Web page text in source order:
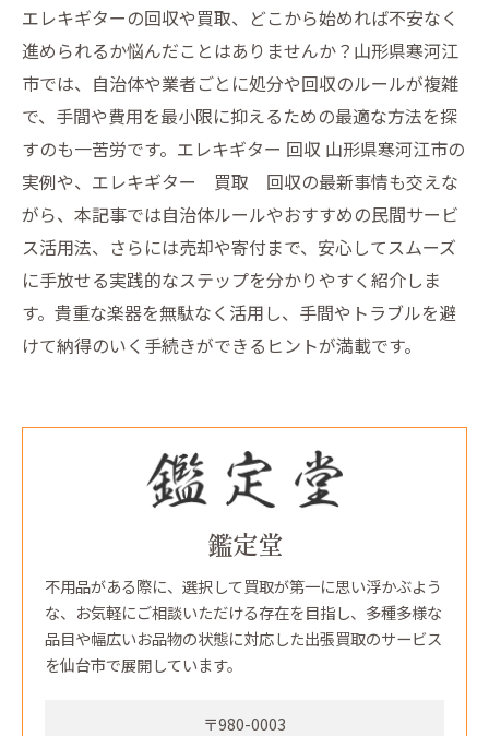
エレキギターの回収や買取、どこから始めれば不安なく
進められるか悩んだことはありませんか？山形県寒河江
市では、自治体や業者ごとに処分や回収のルールが複雑
で、手間や費用を最小限に抑えるための最適な方法を探
すのも一苦労です。エレキギター 回収 山形県寒河江市の
実例や、エレキギター 買取 回収の最新事情も交えな
がら、本記事では自治体ルールやおすすめの民間サービ
ス活用法、さらには売却や寄付まで、安心してスムーズ
に手放せる実践的なステップを分かりやすく紹介しま
す。貴重な楽器を無駄なく活用し、手間やトラブルを避
けて納得のいく手続きができるヒントが満載です。
鑑定堂
不用品がある際に、選択して買取が第一に思い浮かぶよう
な、お気軽にご相談いただける存在を目指し、多種多様な
品目や幅広いお品物の状態に対応した出張買取のサービス
を仙台市で展開しています。
〒980-0003